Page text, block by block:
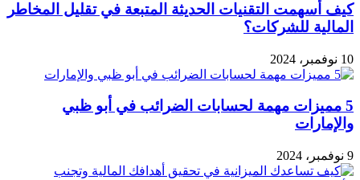
كيف أسهمت التقنيات الحديثة المتبعة في تقليل المخاطر
المالية للشركات؟
10 نوفمبر، 2024
5 مميزات مهمة لحسابات الضرائب في أبو ظبي
والإمارات
9 نوفمبر، 2024